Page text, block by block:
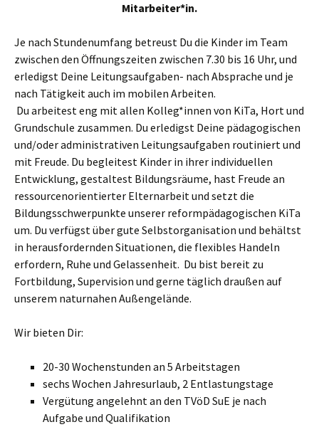
Mitarbeiter*in.
Je nach Stundenumfang betreust Du die Kinder im Team
zwischen den Öffnungszeiten zwischen 7.30 bis 16 Uhr, und
erledigst Deine Leitungsaufgaben- nach Absprache und je
nach Tätigkeit auch im mobilen Arbeiten.
Du arbeitest eng mit allen Kolleg*innen von KiTa, Hort und
Grundschule zusammen. Du erledigst Deine pädagogischen
und/oder administrativen Leitungsaufgaben routiniert und
mit Freude. Du begleitest Kinder in ihrer individuellen
Entwicklung, gestaltest Bildungsräume, hast Freude an
ressourcenorientierter Elternarbeit und setzt die
Bildungsschwerpunkte unserer reformpädagogischen KiTa
um. Du verfügst über gute Selbstorganisation und behältst
in herausfordernden Situationen, die flexibles Handeln
erfordern, Ruhe und Gelassenheit. Du bist bereit zu
Fortbildung, Supervision und gerne täglich draußen auf
unserem naturnahen Außengelände.
Wir bieten Dir:
20-30 Wochenstunden an 5 Arbeitstagen
sechs Wochen Jahresurlaub, 2 Entlastungstage
Vergütung angelehnt an den TVöD SuE je nach
Aufgabe und Qualifikation